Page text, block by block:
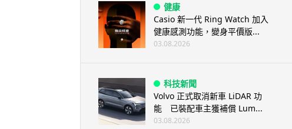
健康
Casio 新一代 Ring Watch 加入
健康感測功能，變身平價版...
03.08.2026
科技新聞
Volvo 正式取消新車 LiDAR 功
能 已裝配車主獲補償 Lum...
03.08.2026